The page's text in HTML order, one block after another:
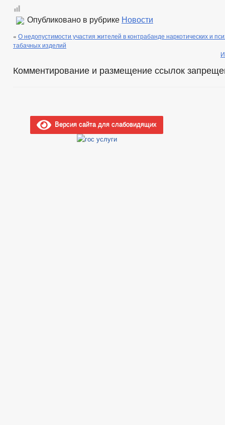
Опубликовано в рубрике Новости
« О недопустимости участия жителей в контрабанде наркотических и
табачных изделий
Комментирование и размещение ссылок
Версия сайта для слабовидящих